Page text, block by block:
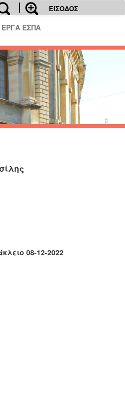
ΕΙΣΟΔΟΣ
ΕΡΓΑ ΕΣΠΑ
08-12-2022